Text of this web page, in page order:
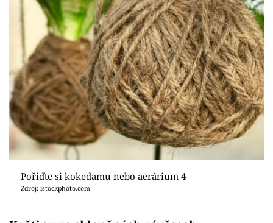
Pořiďte si kokedamu nebo aerárium 4
Zdroj: istockphoto.com